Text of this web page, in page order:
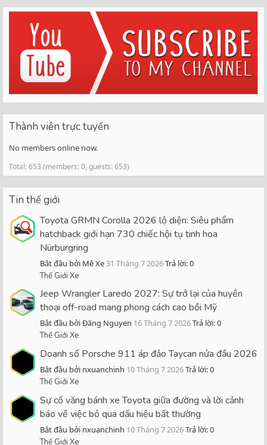
Thành viên trực tuyến
No members online now.
Total: 653 (members: 0, guests: 653)
Tin thế giới
Toyota GRMN Corolla 2026 lộ diện: Siêu phẩm
hatchback giới hạn 730 chiếc hội tụ tinh hoa
Nürburgring
Bắt đầu bởi Mê Xe 31 Tháng 7 2026Trả lời: 0
Thế Giới Xe
Jeep Wrangler Laredo 2027: Sự trở lại của huyền
thoại off-road mang phong cách cao bồi Mỹ
Bắt đầu bởi Đăng Nguyen 16 Tháng 7 2026Trả lời: 0
Thế Giới Xe
Doanh số Porsche 911 áp đảo Taycan nửa đầu 2026
Bắt đầu bởi nxuanchinh 10 Tháng 7 2026Trả lời: 0
Thế Giới Xe
Sự cố văng bánh xe Toyota giữa đường và lời cảnh
báo về việc bỏ qua dấu hiệu bất thường
Bắt đầu bởi nxuanchinh 10 Tháng 7 2026Trả lời: 0
Thế Giới Xe